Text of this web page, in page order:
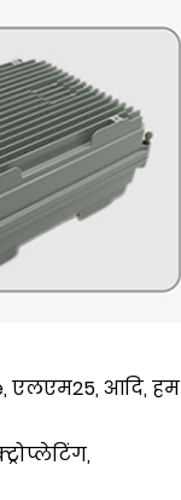
एलएम25, आदि, हम